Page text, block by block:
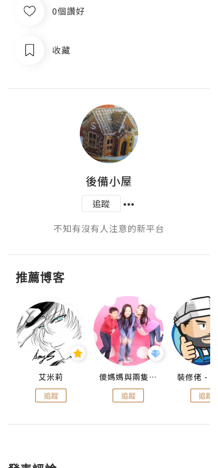
0個讚好
收藏
後備小屋
追蹤
不知有沒有人注意的新平台
推薦博客
艾米莉
追蹤
儍媽媽與兩隻小魔怪之家
追蹤 追蹤